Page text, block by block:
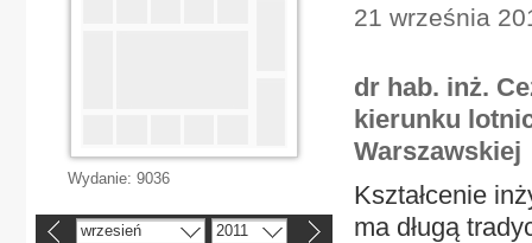
21 września
dr hab. inż.
kierunku
Warszawskiej
Kształcenie
ma długą
Wydanie: 9036
wrzesień 2011